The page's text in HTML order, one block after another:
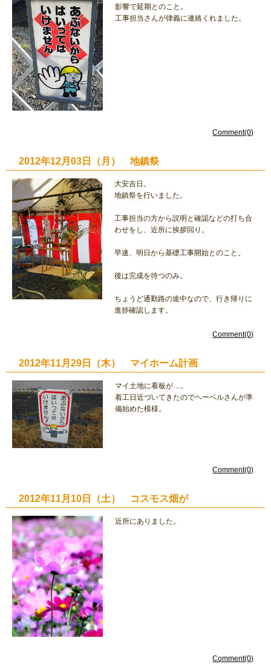
影響で延期とのこと。
工事担当さんが律義に連絡くれました。
Comment(0)
2012年12月03日（月） 地鎮祭
大安吉日。
地鎮祭を行いました。
工事担当の方から説明と確認などの打ち合
わせをし、近所に挨拶回り。
早速、明日から基礎工事開始とのこと。
後は完成を待つのみ。
ちょうど通勤路の途中なので、行き帰りに
進捗確認します。
Comment(0)
2012年11月29日（木） マイホーム計画
マイ土地に看板が…。
着工日近づいてきたのでヘーベルさんが準
備始めた模様。
Comment(0)
2012年11月10日（土） コスモス畑が
近所にありました。
Comment(0)